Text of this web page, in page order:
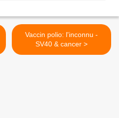
Vaccin polio: l'inconnu -
SV40 & cancer >